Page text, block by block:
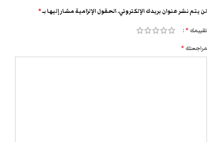
لن يتم نشر عنوان بريدك الإلكتروني.الحقول الإلزامية مشار إليها بـ*
تقييمك *
مراجعتك *